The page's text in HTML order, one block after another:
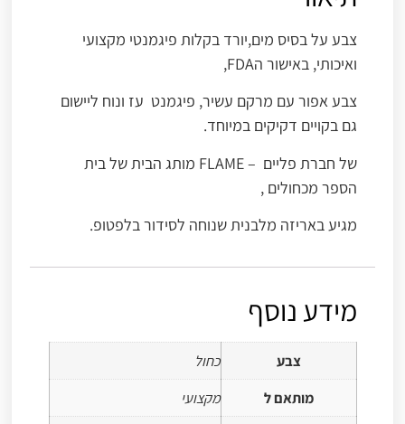
צבע על בסיס מים,יורד בקלות פיגמנטי מקצועי
ואיכותי, באישור הFDA,
צבע אפור עם מרקם עשיר, פיגמנט עז ונוח ליישום
גם בקויים דקיקים במיוחד.
של חברת פליים – FLAME מותג הבית של בית
הספר מכחולים ,
מגיע באריזה מלבנית שנוחה לסידור בלפטופ.
מידע נוסף
צבע
כחול
מותאם ל
מקצועי